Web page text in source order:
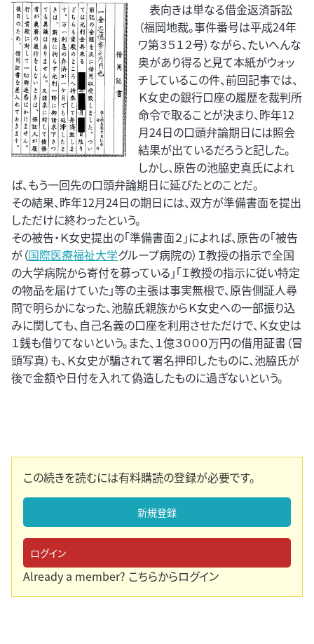
表向きは単なる借金返済訴訟
（福岡地裁。事件番号は平成24年
ワ第３５１２号）ながら、たいへんな
奥があり得ると見て本紙がウォッ
チしているこの件、前回記事では、
Ｋ女史の銀行口座の履歴を裁判所
命令で取ることが決まり、昨年12
月24日の口頭弁論期日には照会
結果が出ているだろうと記した。
しかし、原告の池脇史真氏によれ
ば、もう一回先の口頭弁論期日に延びたとのことだ。
その結果、昨年12月24日の期日には、双方が準備書面を提出
しただけに終わったという。
その被告・Ｋ女史提出の「準備書面２」によれば、原告の「被告
が（国際医療福祉大学グループ病院の）Ｉ教授の指示で全国
の大学病院から寄付を募っている」「Ｉ教授の指示に従い特定
の物品を届けていた」等の主張は事実無根で、原告側証人尋
問で明らかになった、池脇氏親族からＫ女史への一部振り込
みに関しても、自己名義の口座を利用させただけで、Ｋ女史は
１銭も借りてないという。また、１億３０００万円の借用証書（冒
頭写真）も、Ｋ女史が騙されて署名押印したものに、池脇氏が
後で金額や日付を入れて偽造したものに過ぎないという。
この続きを読むには有料購読の登録が必要です。
新規登録
ログイン
Already a member? こちらからログイン